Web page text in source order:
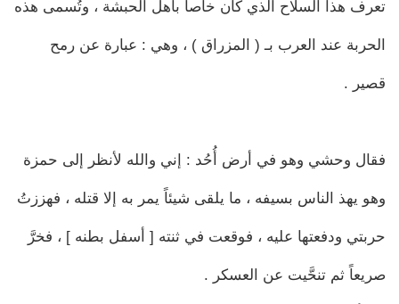
تعرف هذا السلاح الذي كان خاصاً بأهل الحبشة ، وتُسمى هذه
الحربة عند العرب بـ ( المزراق ) ، وهي : عبارة عن رمح
قصير .
فقال وحشي وهو في أرض أُحُد : إني والله لأنظر إلى حمزة
وهو يهذ الناس بسيفه ، ما يلقى شيئاً يمر به إلا قتله ، فهززتُ
حربتي ودفعتها عليه ، فوقعت في ثنته [ أسفل بطنه ] ، فخرَّ
صريعاً ثم تنحَّيت عن العسكر .